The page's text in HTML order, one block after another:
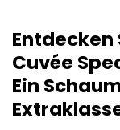
Entdecken
Cuvée
Ein